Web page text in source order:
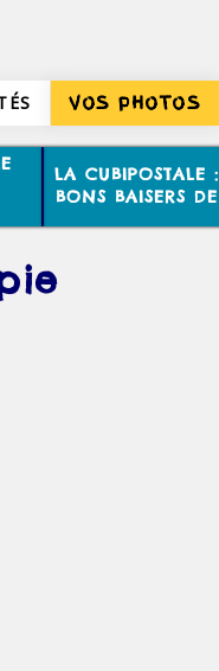
VOS PHOTOS
LA CUBIPOSTALE :
BONS BAISERS DE